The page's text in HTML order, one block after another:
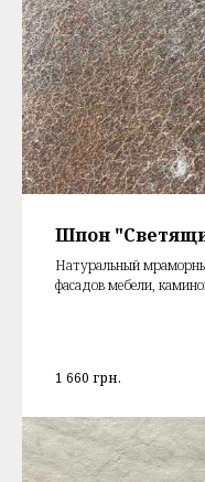
Шпон
Натуральный
фасадов мебели,
1 660 грн.